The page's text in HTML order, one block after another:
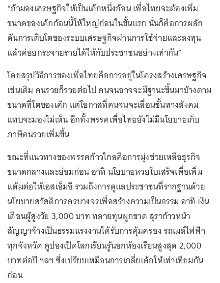
“ถ้ามองเศรษฐกิจให้เป็นเค้กหนึ่งก้อน เพื่อไทยจะต้องเพิ่ม
ขนาดของเค้กก้อนนี้ให้ใหญ่ก่อนในขั้นแรก นั่นก็คือการผลัก
ดันการเติบโตของระบบเศรษฐกิจผ่านการใช้จ่ายและลงทุน
แล้วค่อยกระจายรายได้ให้กับประชาชนอย่างเท่ากัน”
โดยสรุปวิธีการของเพื่อไทยคือการอยู่ในโครงสร้างเศรษฐกิจ
เช่นเดิม คนรวยก็รวยต่อไป คนจนอาจจะมีฐานะขึ้นมาบ้างตาม
ขนาดที่โตของเค้ก แต่โอกาสที่คนจนจะเลื่อนชั้นทางสังคม
แทบจะมองไม่เห็น อีกทั้งพรรคเพื่อไทยยังไม่มีนโยบายเก็บ
ภาษีคนรวยเพิ่มขึ้น
ขณะที่แนวทางของพรรคก้าวไกลคือการมุ่งช่วยเหลือธุรกิจ
ขนาดกลางและย่อมก่อน อาทิ นโยบายหวยใบเสร็จเพื่อเพิ่ม
แต้มต่อให้เอสเอ็มอี รวมถึงการดูแลประชาชนที่รากฐานด้วย
นโยบายสวัสดิการครบวงจรเพื่อสร้างความเป็นธรรม อาทิ เงิน
เดือนผู้สูงวัย 3,000 บาท ทลายทุนผูกขาด สุราก้าวหน้า
สัญญาจ้างเป็นธรรมแรงงานได้รับการคุ้มครอง รถเมล์ไฟฟ้า
ทุกจังหวัด คูปองเปิดโลกเรียนรู้นอกห้องเรียนสูงสุด 2,000
บาทต่อปี ฯลฯ ซึ่งเปรียบเหมือนการเกลี่ยเค้กให้เท่าเทียมกัน
ก่อน